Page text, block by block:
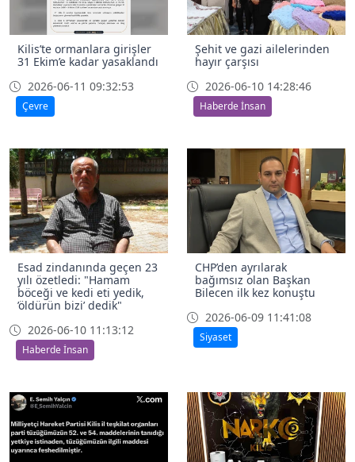
Kilis’te ormanlara girişler
31 Ekim’e kadar yasaklandı
2026-06-11 09:32:53
Çevre
Şehit ve gazi ailelerinden
hayır çarşısı
2026-06-10 14:28:46
Haberde İnsan
Esad zindanında geçen 23
yılı özetledi: "Hamam
böceği ve kedi eti yedik,
’öldürün bizi’ dedik"
2026-06-10 11:13:12
Haberde İnsan
CHP’den ayrılarak
bağımsız olan Başkan
Bilecen ilk kez konuştu
2026-06-09 11:41:08
Siyaset